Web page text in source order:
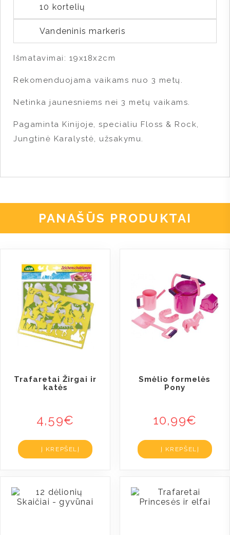
10 kortelių
Vandeninis markeris
Išmatavimai: 19x18x2cm
Rekomenduojama vaikams nuo 3 metų.
Netinka jaunesniems nei 3 metų vaikams.
Pagaminta Kinijoje, specialiu Floss & Rock,
Jungtinė Karalystė, užsakymu.
PANAŠŪS PRODUKTAI
Trafaretai Žirgai ir
katės
4,59€
Į KREPŠELĮ
Smėlio formelės
Pony
10,99€
Į KREPŠELĮ